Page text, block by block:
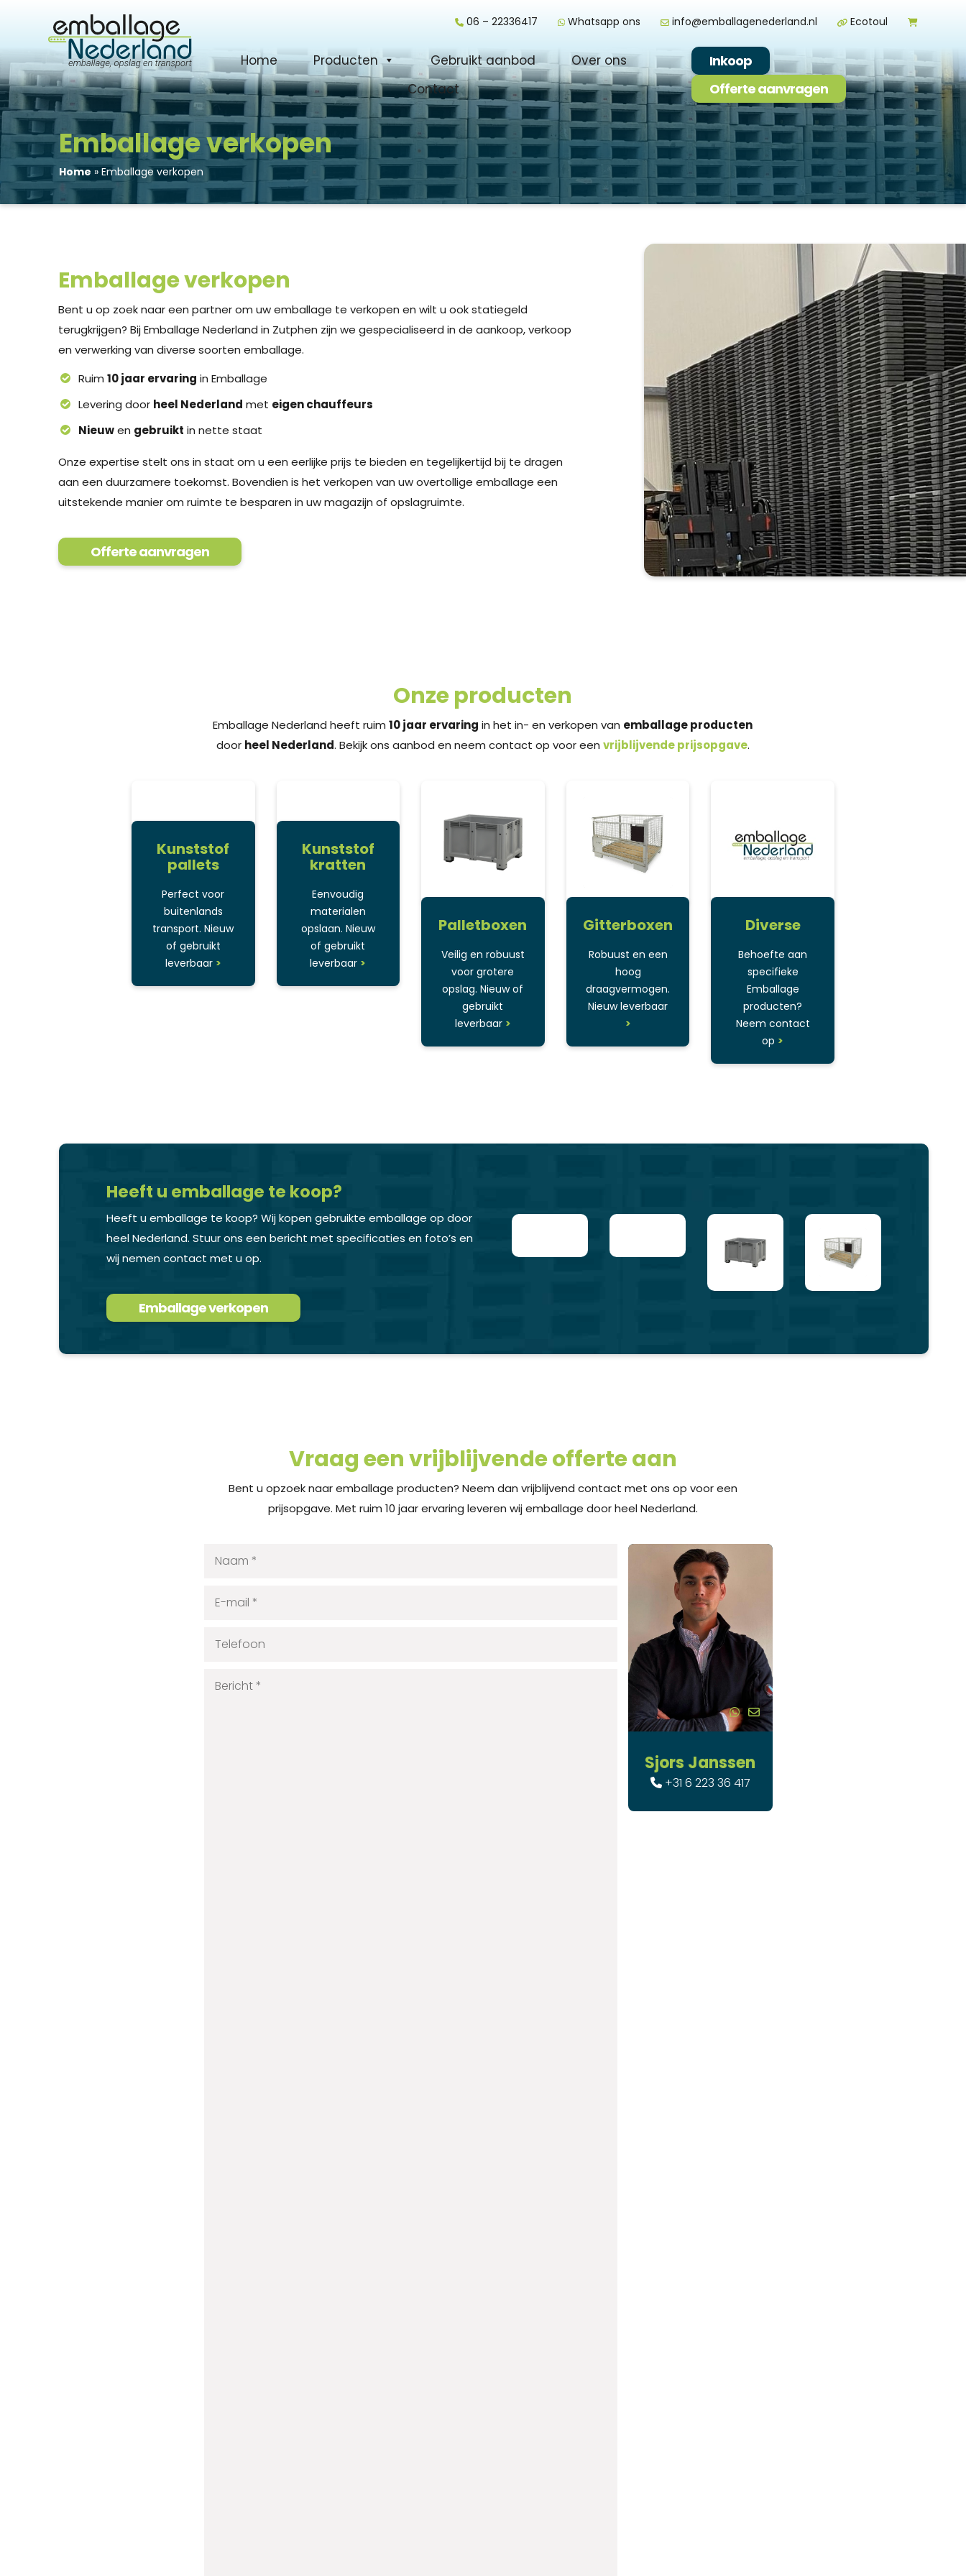
06 – 22336417 Whatsapp ons info@emballagenederland.nl Ecotoul
Home Producten Gebruikt aanbod
Over ons
Contact
Inkoop
Offerte aanvragen
Emballage verkopen
Home »Emballage verkopen
Emballage verkopen
Bent u op zoek naar een partner om uw emballage te verkopen en wilt u ook statiegeld
terugkrijgen? Bij Emballage Nederland in Zutphen zijn we gespecialiseerd in de aankoop, verkoop
en verwerking van diverse soorten emballage.
Ruim 10 jaar ervaring in Emballage
Levering door heel Nederland met eigen chauffeurs
Nieuwen gebruikt in nette staat
Onze expertise stelt ons in staat om u een eerlijke prijs te bieden en tegelijkertijd bij te dragen
aan een duurzamere toekomst. Bovendien is het verkopen van uw overtollige emballage een
uitstekende manier om ruimte te besparen in uw magazijn of opslagruimte.
Offerte aanvragen
Onze producten
Emballage Nederland heeft ruim10 jaar ervaring in het in- en verkopen van emballage producten
door heel Nederland. Bekijk ons aanbod en neem contact op voor een vrijblijvende prijsopgave.
Kunststof
pallets
Perfect voor
buitenlands
transport. Nieuw
of gebruikt
leverbaar >
Kunststof
kratten
Eenvoudig
materialen
opslaan. Nieuw
of gebruikt
leverbaar >
Palletboxen
Veilig en robuust
voor grotere
opslag. Nieuw of
gebruikt
leverbaar >
Gitterboxen
Robuust en een
hoog
draagvermogen.
Nieuw leverbaar
>
Diverse
Behoefte aan
specifieke
Emballage
producten?
Neem contact
op >
Heeft u emballage te koop?
Heeft u emballage te koop? Wij kopen gebruikte emballage op door
heel Nederland. Stuur ons een bericht met specificaties en foto’s en
wij nemen contact met u op.
Emballage verkopen
Vraag een vrijblijvende offerte aan
Bent u opzoek naar emballage producten? Neem dan vrijblijvend contact met ons op voor een
prijsopgave. Met ruim 10 jaar ervaring leveren wij emballage door heel Nederland.
Sjors Janssen
+31 6 223 36 417